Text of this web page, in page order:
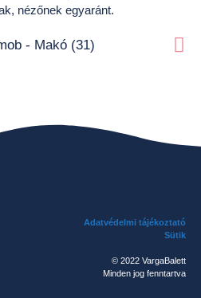
nézőnek egyaránt.
Adatvédelmi tájékoztató
Sütik
© 2022 VargaBalett
Minden jog fenntartva